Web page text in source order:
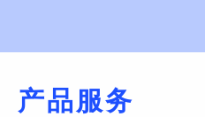
产品服务